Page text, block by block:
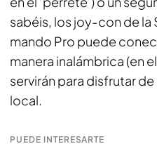
sabéis, los joy-con de la
mando Pro puede
manera inalámbrica (en
servirán para disfrutar
local.
PUEDE INTERESARTE